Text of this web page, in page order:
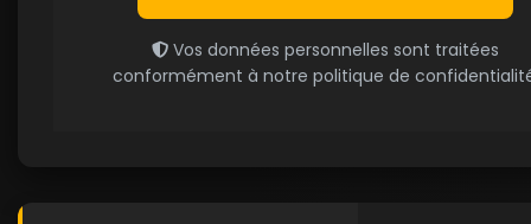
Vos données personnelles sont traitées
conformément à notre politique de